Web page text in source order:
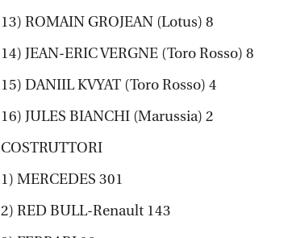
13) ROMAIN GROJEAN (Lotus) 8
14) JEAN-ERIC VERGNE (Toro Rosso) 8
15) DANIIL KVYAT (Toro Rosso) 4
16) JULES BIANCHI (Marussia) 2
COSTRUTTORI
1) MERCEDES 301
2) RED BULL-Renault 143